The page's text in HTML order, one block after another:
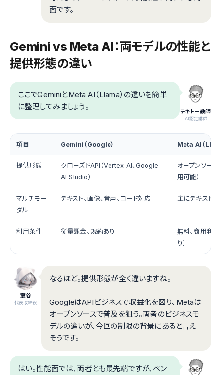
面です。
Gemini vs Meta AI：両モデルの性能と
提供形態の違い
テキトー教師
.AI認定講師
ここでGeminiとMeta AI（Llama）の違いを簡単
に整理してみましょう。
項目 Gemini（Google） Meta AI（
提供形態
クローズドAPI（Vertex AI、Google
AI Studio）
オープンソース
用可能）
マルチモー
ダル
テキスト、画像、音声、コード対応 主にテキスト
利用条件 従量課金、規約あり
無料、商用利用
り）
室谷
代表取締役
なるほど。提供形態が全く違いますね。
GoogleはAPIビジネスで収益化を図り、Metaは
オープンソースで普及を狙う。両者のビジネスモ
デルの違いが、今回の制限の背景にあると言え
そうです。
はい。性能面では、両者とも最先端ですが、ベン